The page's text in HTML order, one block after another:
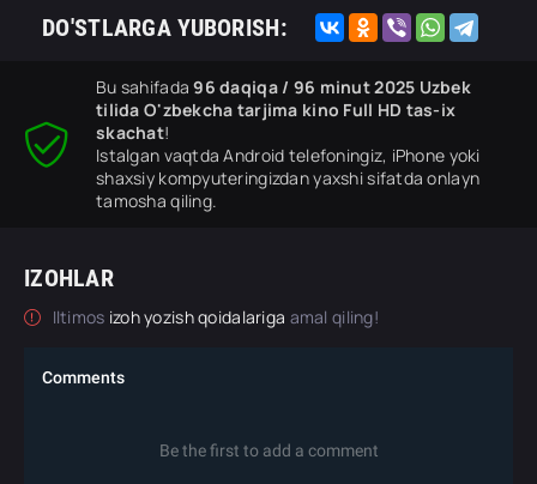
DO'STLARGA YUBORISH:
Bu sahifada96 daqiqa / 96 minut 2025 Uzbek
tilida O'zbekcha tarjima kino Full HD tas-ix
skachat!
Istalgan vaqtda Android telefoningiz, iPhone yoki
shaxsiy kompyuteringizdan yaxshi sifatda onlayn
tamosha qiling.
IZOHLAR
Iltimos izoh yozish qoidalariga amal qiling!